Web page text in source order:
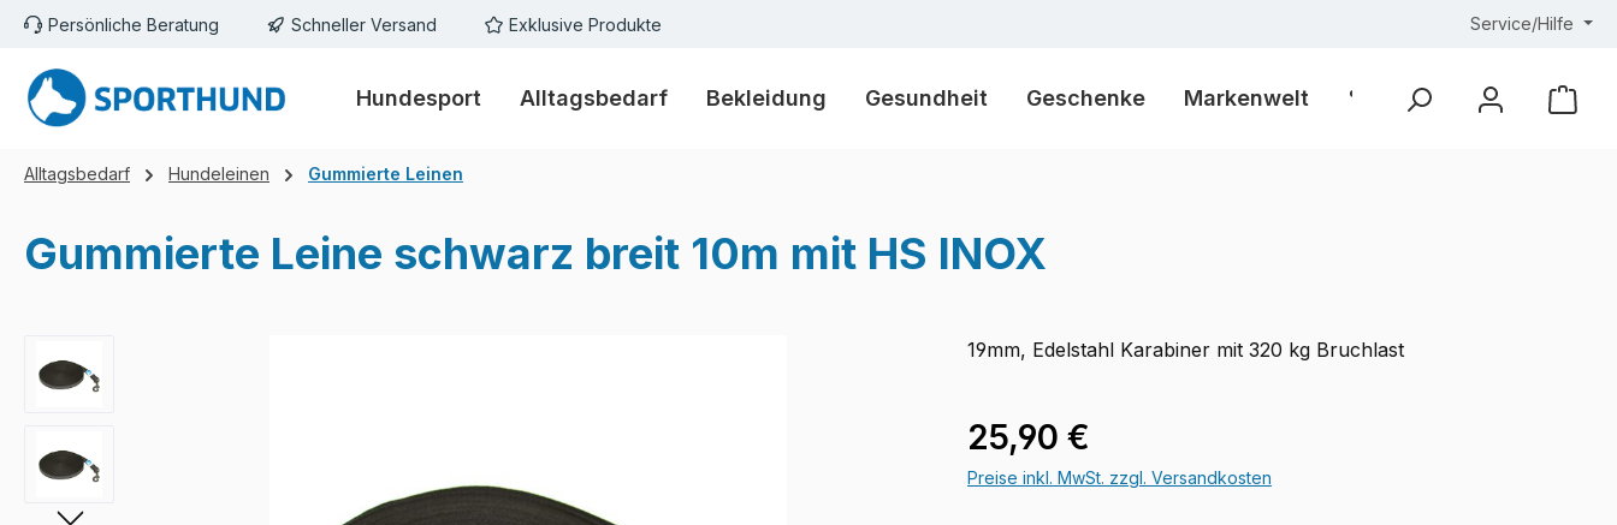
Hauptinhalt springen
Zur Suche springen
Zur Hauptnavigation springen
Persönliche Beratung Schneller Versand Exklusive Produkte Service/Hilfe
Hundesport Alltagsbedarf Bekleidung Gesundheit Geschenke Markenwelt % Outlet %
Alltagsbedarf Hundeleinen Gummierte Leinen
Gummierte Leine schwarz breit 10m mit HS INOX
19mm, Edelstahl Karabiner mit 320 kg Bruchlast
Regulärer Preis:
25,90 €
Preise inkl. MwSt. zzgl. Versandkosten